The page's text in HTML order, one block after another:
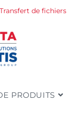
Transfert de fichiers
PRODUITS